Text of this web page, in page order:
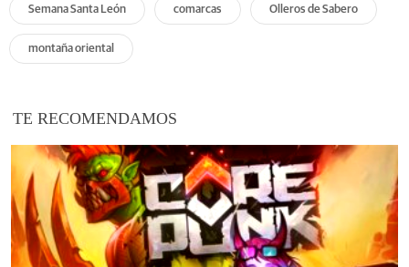
Semana Santa León comarcas Olleros de Sabero
montaña oriental
TE RECOMENDAMOS